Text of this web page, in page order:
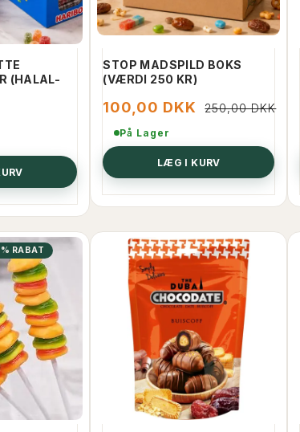
(HALAL-
STOP MADSPILD BOKS
(VÆRDI 250 KR)
100,00 DKK 250,00 DKK
På Lager
LÆG I KURV
RABAT